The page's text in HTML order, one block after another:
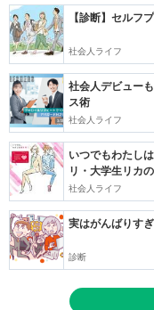
【診断】セルフ
社会人ライフ
社会人デビュー
ス術
社会人ライフ
いつでもわたし
リ・大学生リカ
社会人ライフ
実はがんばりす
診断